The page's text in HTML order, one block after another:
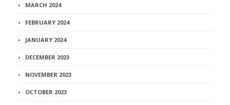
MARCH 2024
FEBRUARY 2024
JANUARY 2024
DECEMBER 2023
NOVEMBER 2023
OCTOBER 2023